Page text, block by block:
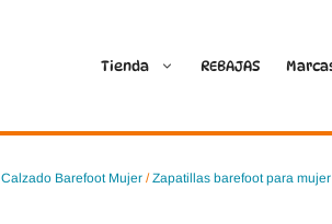
Tienda REBAJAS
Ballop
Calzado Barefoot Mujer /Zapatillas barefoot para mujer